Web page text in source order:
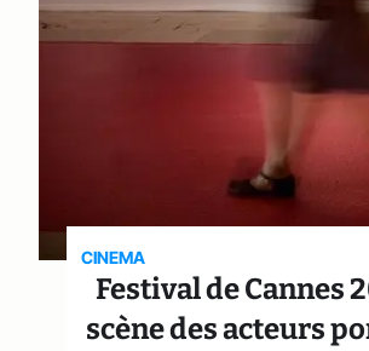
CINEMA
Festival de Cannes
scène des acteurs